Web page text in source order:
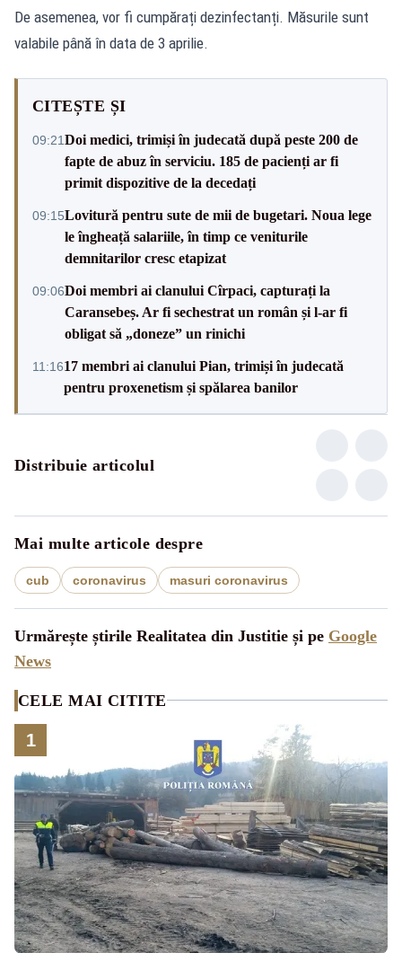
De asemenea, vor fi cumpărați dezinfectanți. Măsurile sunt
valabile până în data de 3 aprilie.
CITEȘTE ȘI
09:21Doi medici, trimiși în judecată după peste 200 de
fapte de abuz în serviciu. 185 de pacienți ar fi
primit dispozitive de la decedați
09:15Lovitură pentru sute de mii de bugetari. Noua lege
le îngheață salariile, în timp ce veniturile
demnitarilor cresc etapizat
09:06Doi membri ai clanului Cîrpaci, capturați la
Caransebeș. Ar fi sechestrat un român și l-ar fi
obligat să „doneze” un rinichi
11:1617 membri ai clanului Pian, trimiși în judecată
pentru proxenetism și spălarea banilor
Distribuie articolul
Mai multe articole despre
cub coronavirus masuri coronavirus
Urmărește știrile Realitatea din Justitie și pe Google
News
CELE MAI CITITE
1